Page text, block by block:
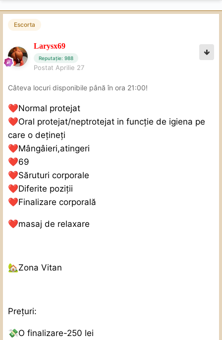
Escorta
Larysx69
Reputație: 988
Postat Aprilie 27
Câteva locuri disponibile până în ora 21:00!
❤️Normal protejat
❤️Oral protejat/neptrotejat in funcție de igiena pe
care o dețineți
❤️Mângâieri,atingeri
❤️69
❤️Săruturi corporale
❤️Diferite poziții
❤️Finalizare corporală
❤️masaj de relaxare ️
🏡Zona Vitan
Prețuri:
💸O finalizare-250 lei